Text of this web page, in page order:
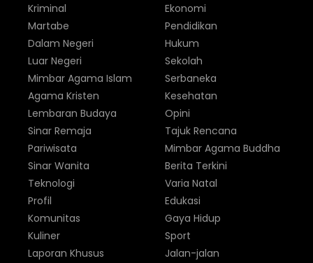
Kriminal
Martabe
Dalam Negeri
Luar Negeri
Ekonomi
Pendidikan
Hukum
Sekolah
Mimbar Agama Islam
Agama Kristen
Lembaran Budaya
Sinar Remaja
Pariwisata
Sinar Wanita
Serbaneka
Kesehatan
Opini
Tajuk Rencana
Mimbar Agama Buddha
Berita Terkini
Teknologi
Profil
Komunitas
Kuliner
Laporan Khusus
Varia Natal
Edukasi
Gaya Hidup
Sport
Jalan-jalan